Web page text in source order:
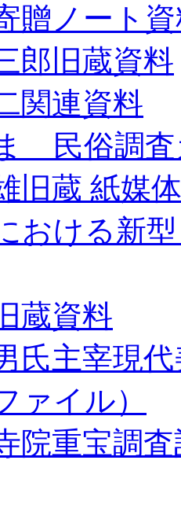
贈ノート
郎旧蔵資料
関連資料
民俗調査
旧蔵 紙媒
おける新
蔵資料
氏主宰現
ァイル）
院重宝調